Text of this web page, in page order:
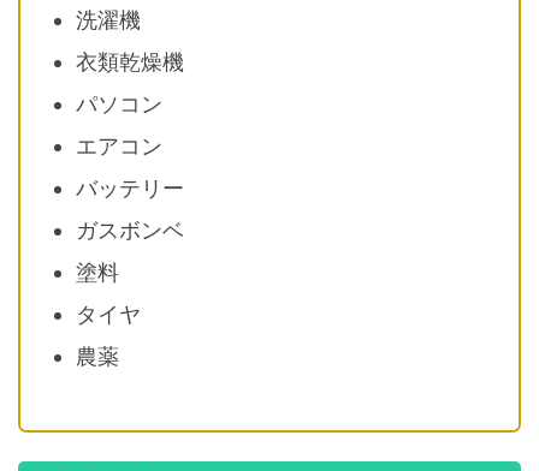
洗濯機
衣類乾燥機
パソコン
エアコン
バッテリー
ガスボンベ
塗料
タイヤ
農薬